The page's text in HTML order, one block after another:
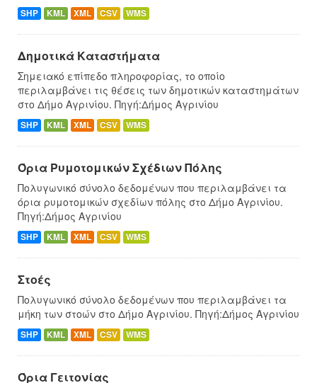
SHP KML XML CSV WMS
Δημοτικά Καταστήματα
Σημειακό επίπεδο πληροφορίας, το οποίο
περιλαμβάνει τις θέσεις των δημοτικών καταστημάτων
στο Δήμο Αγρινίου. Πηγή:Δήμος Αγρινίου
SHP KML XML CSV WMS
Όρια Ρυμοτομικών Σχέδιων Πόλης
Πολυγωνικό σύνολο δεδομένων που περιλαμβάνει τα
όρια ρυμοτομικών σχεδίων πόλης στο Δήμο Αγρινίου.
Πηγή:Δήμος Αγρινίου
SHP KML XML CSV WMS
Στοές
Πολυγωνικό σύνολο δεδομένων που περιλαμβάνει τα
μήκη των στοών στο Δήμο Αγρινίου. Πηγή:Δήμος Αγρινίου
SHP KML XML CSV WMS
Όρια Γειτονίας